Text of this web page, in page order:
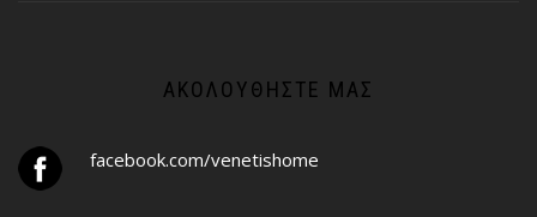
ΑΚΟΛΟΥΘΉΣΤΕ ΜΑΣ
facebook.com/venetishome